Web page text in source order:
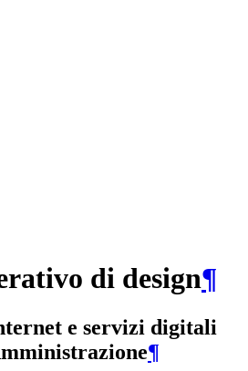
di design¶
e servizi digitali
¶